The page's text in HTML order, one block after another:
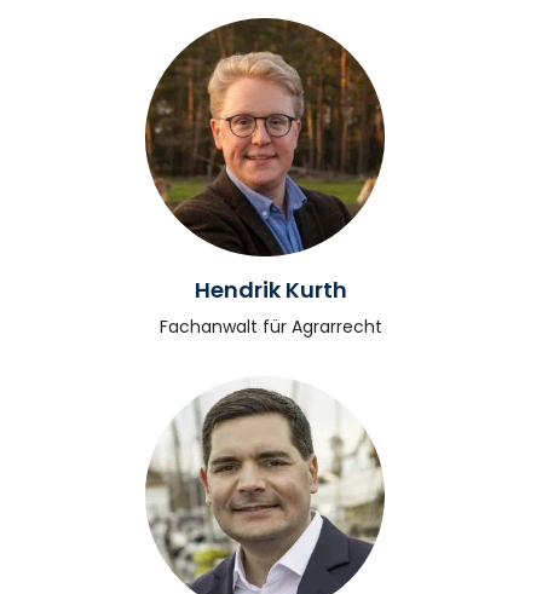
Hendrik Kurth
Fachanwalt für Agrarrecht